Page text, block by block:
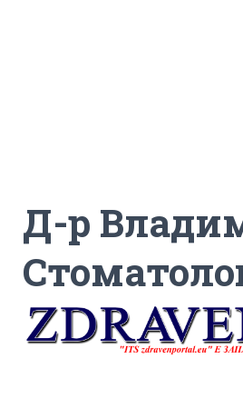
Д-р